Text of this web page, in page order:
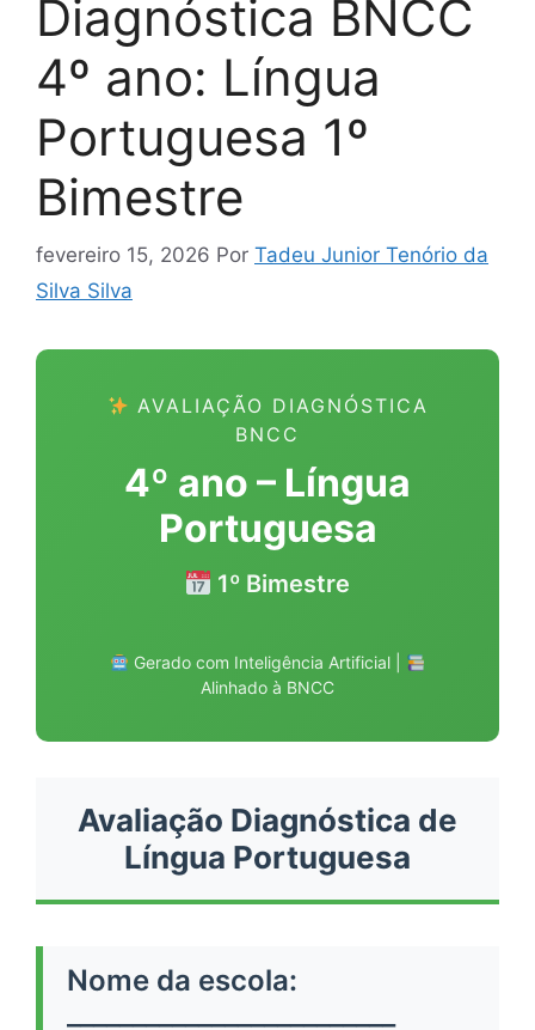
Diagnóstica BNCC
4º ano: Língua
Portuguesa 1º
Bimestre
fevereiro 15, 2026 Por Tadeu Junior Tenório da
Silva Silva
AVALIAÇÃO DIAGNÓSTICA
BNCC
4º ano – Língua
Portuguesa
1º Bimestre
Gerado com Inteligência Artificial |
Alinhado à BNCC
Avaliação Diagnóstica de
Língua Portuguesa
Nome da escola: